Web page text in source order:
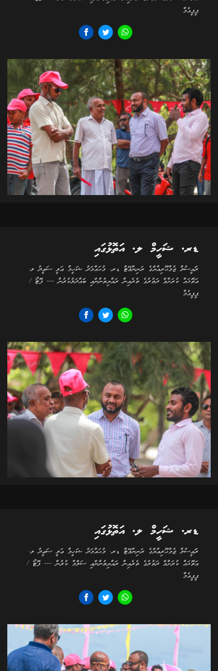
ޕީޕީއެމް
ޑރ. ޝަހީމް ލ. އަތޮޅުގައި
ރަަައީސުލް ޖުމްޙޫރިއްޔާގެ ރަނިންމޭޓް ޑރ. މުޙައްމަދު ޝަހީމް ޢަލީ ސަޢީދު ލ.
އަތޮޅައް ކުރަށްވާ ދަތުރުގެ ތެރެއިން ރައްޔިތުންނާއި ބަައްދަލުކުރުން --- ފޮޓޯ /
ޕީޕީއެމް
ޑރ. ޝަހީމް ލ. އަތޮޅުގައި
ރަަައީސުލް ޖުމްޙޫރިއްޔާގެ ރަނިންމޭޓް ޑރ. މުޙައްމަދު ޝަހީމް ޢަލީ ސަޢީދު ލ.
އަތޮޅައް ކުރަށްވާ ދަތުރުގެ ތެރެއިން ރައްޔިތުންނާއި ސަލާމް ކުރުން --- ފޮޓޯ /
ޕީޕީއެމް